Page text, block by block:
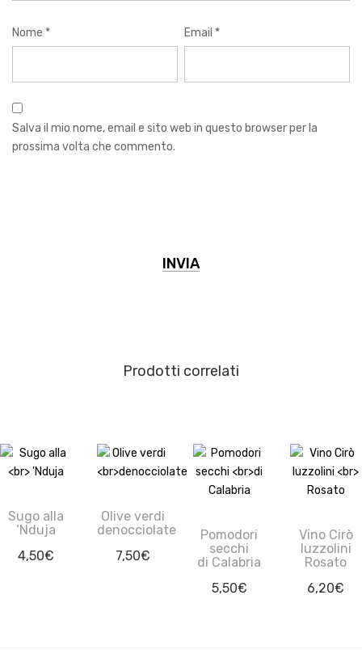
Nome * Email *
Salva il mio nome, email e sito web in questo browser per la
prossima volta che commento.
Prodotti correlati
Sugo alla
‘Nduja
4,50€
Olive verdi
denocciolate
7,50€
Pomodori
secchi
di Calabria
5,50€
Vino Cirò
Iuzzolini
Rosato
6,20€